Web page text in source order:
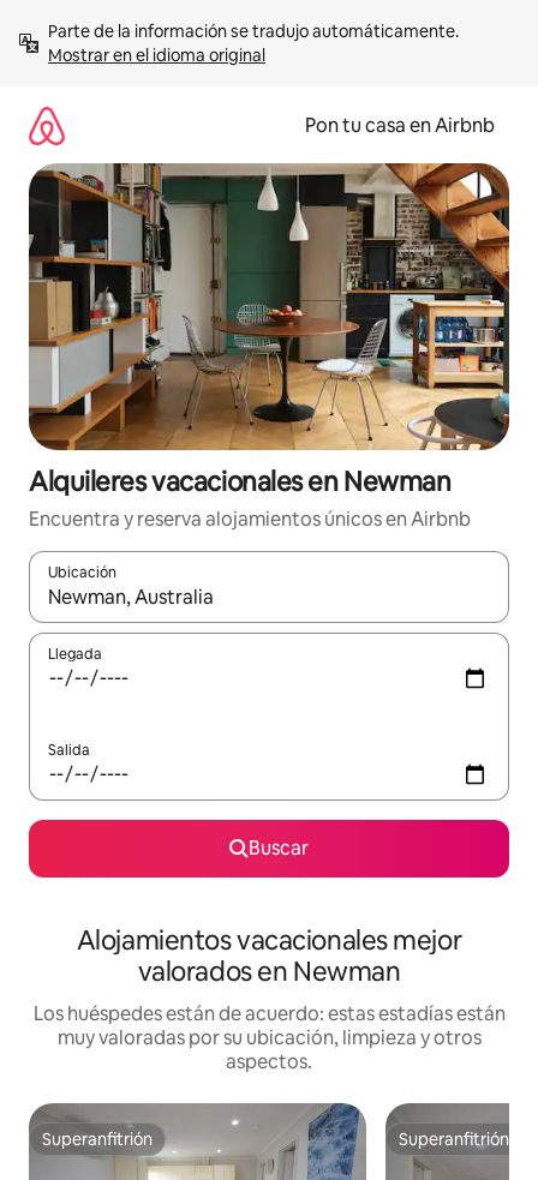
contenidoMostrar en el idioma original
Pon tu casa en Airbnb
Alquileres vacacionales en Newman
Encuentra y reserva alojamientos únicos en Airbnb
Ubicación
Cuando los resultados estén disponibles, navega con las
Llegada
Salida
Buscar
Alojamientos vacacionales mejor
valorados en Newman
Los huéspedes están de acuerdo: estas estadías están
muy valoradas por su ubicación, limpieza y otros
aspectos.
Superanfitrión
Superanfitrión Superanfitrión
Superanfitrión